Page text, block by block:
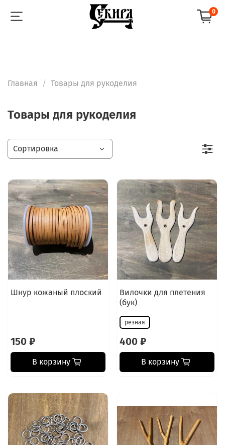
0
Главная Товары для рукоделия
Товары для рукоделия
Шнур кожаный плоский
150 ₽
В корзину
Вилочки для плетения
(бук)
резная
400 ₽
В корзину